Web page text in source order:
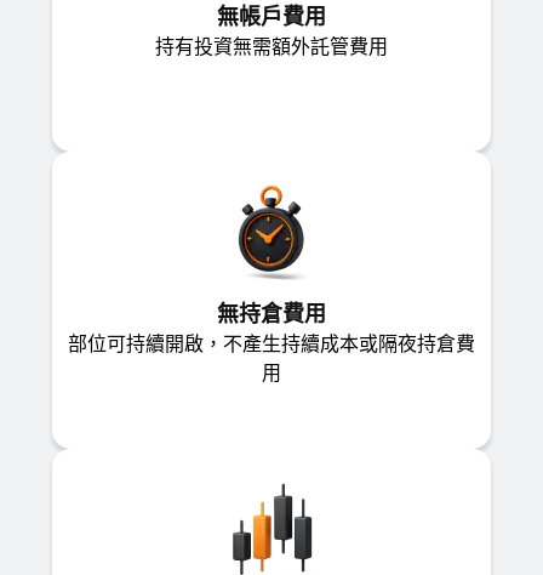
無帳戶費用
持有投資無需額外託管費用
無持倉費用
部位可持續開啟，不產生持續成本或隔夜持倉費
用